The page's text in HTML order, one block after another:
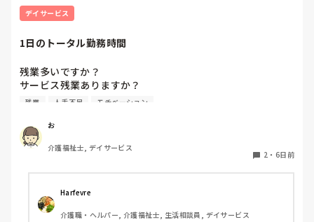
生にひな祭り、端午の節句やろうぜ！！って、ならないよね？
やるとしたら、子供、高齢者施設位じゃない？？
はしゃいでる時点で、子供っぽいって、思いません？
と思います。
大人っぽいにこだわり持ち過ぎて、楽しく無いならやらなくて
そこに、こだわり持てば、迷走するでしょうね。　大人っぽい
にこだわるのは、第3者であって、当事者は、そこにこだわり
持ってる人、何人いてるのかな？私も、同じ悩み持ってました
ん。が、私の行き着いた結果です。
それ見て言うのは、客観的に見てる、第3者か、主宰する側の
意見や印象の問題であって、当事者はそこにこだわる？？
んね。
施設で働いていると管理者になるので自分の施設では馴染みの
しく説明出来ず、すみません。お役に立てたら幸いです。
デイサービス
1日のトータル勤務時間
残業多いですか？
サービス残業ありますか？
1日に何時間くらい働いていますか？
残業 人手不足 モチベーション
お
介護福祉士, デイサービス
2 ・ 6日前
Harfevre
介護職・ヘルパー, 介護福祉士, 生活相談員, デイサービス